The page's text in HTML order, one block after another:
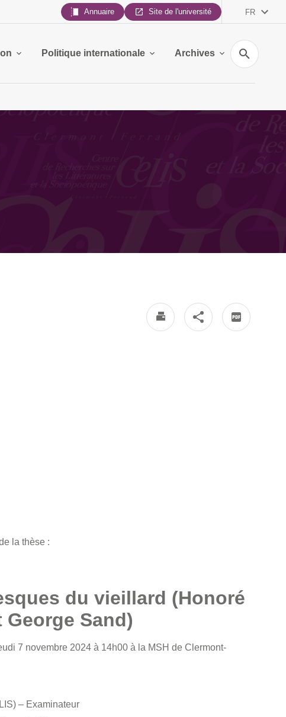
Annuaire Site de l'université FR
Politique internationale Archives
Recherche
la thèse :
du vieillard (Honoré
George Sand)
7 novembre 2024 à 14h00 à la MSH de Clermont-
– Examinateur